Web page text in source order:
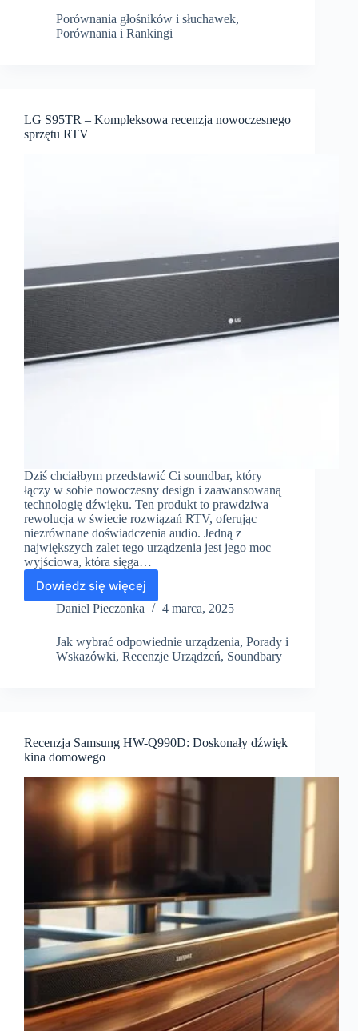
2025:
najlepsze
Porównania głośników i słuchawek,
Porównania i Rankingi
LG S95TR – Kompleksowa recenzja nowoczesnego
sprzętu RTV
Dziś chciałbym przedstawić Ci soundbar, który
łączy w sobie nowoczesny design i zaawansowaną
technologię dźwięku. Ten produkt to prawdziwa
rewolucja w świecie rozwiązań RTV, oferując
niezrównane doświadczenia audio. Jedną z
największych zalet tego urządzenia jest jego moc
wyjściowa, która sięga…
Dowiedz się więcej
LG
S95TR
Kompleksowa
recenzja
nowoczesnego
Daniel Pieczonka 4 marca, 2025
Jak wybrać odpowiednie urządzenia, Porady i
Wskazówki, Recenzje Urządzeń, Soundbary
Recenzja Samsung HW-Q990D: Doskonały dźwięk
kina domowego